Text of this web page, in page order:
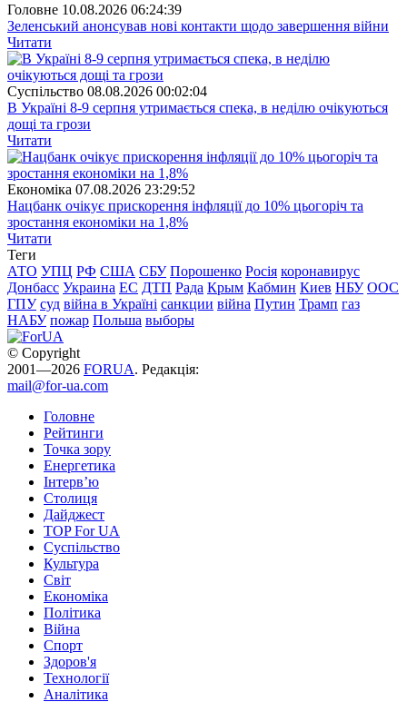
Головне 10.08.2026 06:24:39
Зеленський анонсував нові контакти щодо завершення війни
Читати
Суспiльство 08.08.2026 00:02:04
В Україні 8-9 серпня утримається спека, в неділю очікуються
дощі та грози
Читати
Економіка 07.08.2026 23:29:52
Нацбанк очікує прискорення інфляції до 10% цьогоріч та
зростання економіки на 1,8%
Читати
Теги
АТО УПЦ РФ США СБУ Порошенко Росія коронавирус
Донбасс Украина ЕС ДТП Рада Крым Кабмин Киев НБУ ООС
ГПУ суд війна в Україні санкции війна Путин Трамп газ
НАБУ пожар Польша выборы
© Copyright
2001—2026 FORUA. Редакція:
mail@for-ua.com
Головне
Рейтинги
Точка зору
Енергетика
Інтерв’ю
Столиця
Дайджест
TOP For UA
Суспiльство
Культура
Світ
Економіка
Політика
Війна
Спорт
Здоров'я
Технології
Аналітика